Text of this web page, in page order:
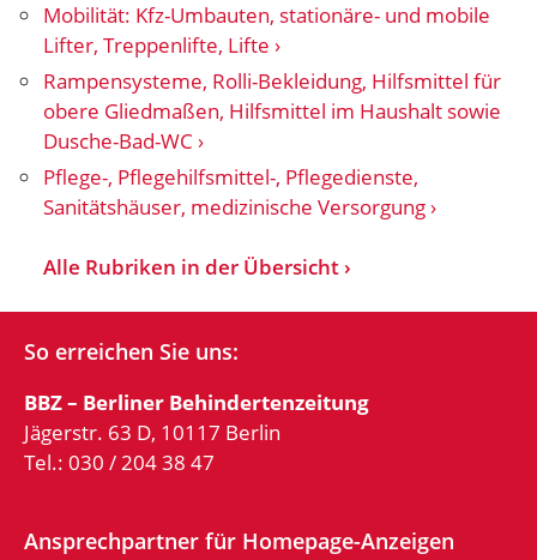
Mobilität: Kfz-Umbauten, stationäre- und mobile
Lifter, Treppenlifte, Lifte
Rampensysteme, Rolli-Bekleidung, Hilfsmittel für
obere Gliedmaßen, Hilfsmittel im Haushalt sowie
Dusche-Bad-WC
Pflege-, Pflegehilfsmittel-, Pflegedienste,
Sanitätshäuser, medizinische Versorgung
Alle Rubriken in der Übersicht
So erreichen Sie uns:
BBZ – Berliner Behindertenzeitung
Jägerstr. 63 D, 10117 Berlin
Tel.: 030 / 204 38 47
Ansprechpartner für Homepage-Anzeigen